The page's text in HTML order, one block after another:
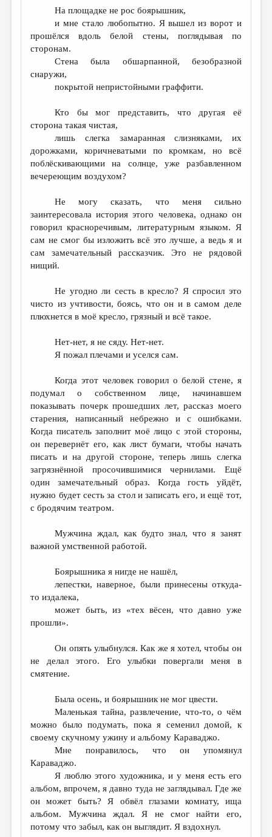
На площадке не рос боярышник,
и мне стало любопытно. Я вышел из ворот и
прошёлся вдоль белой стены, поглядывая по
сторонам.
Стена была обшарпанной, безобразной
снаружи,
покрытой непристойными граффити.
Кто бы мог представить, что другая её
сторона такая чистая,
лишь слегка замаранная слизняками, их
дорожками, коричневатыми по кромкам, но всё
поблёскивающими на солнце, уже разбавленном
вечереющим воздухом?
Не могу сказать, что меня сильно
заинтересовала история этого человека, однако он
говорил красноречивым, литературным языком. Я
сам не смог бы изложить всё это лучше, а ведь я и
сам замечательный рассказчик. Это не рядовой
нищий.
Не угодно ли сесть в кресло? Я спросил это
чисто из учтивости, боясь, что он и в самом деле
плюхнется в моё кресло, грязный и всё такое.
Нет-нет, я не сяду. Нет-нет.
Я пожал плечами и уселся сам.
Когда этот человек говорил о белой стене, я
подумал о собственном лице, начинавшем
показывать почерк прошедших лет, рассказ моего
старения, написанный небрежно и с ошибками.
Когда писатель заполнит моё лицо с этой стороны,
он перевернёт его, как лист бумаги, чтобы начать
писать и на другой стороне, теперь лишь слегка
загрязнённой просочившимися чернилами. Ещё
один замечательный образ. Когда гость уйдёт,
нужно будет сесть за стол и записать его, и ещё тот,
с бродячим театром.
Мужчина ждал, как будто знал, что я занят
важной умственной работой.
Боярышника я нигде не нашёл,
лепестки, наверное, были принесены откуда-
то издалека,
может быть, из «тех вёсен, что давно уже
прошли».
Он опять улыбнулся. Как же я хотел, чтобы он
не делал этого. Его улыбки повергали меня в
смятение.
Была осень, и боярышник не мог цвести.
Маленькая тайна, развлечение, что-то, о чём
можно было подумать, пока я семенил домой, к
своему скучному ужину и альбому Караваджо.
Мне понравилось, что он упомянул
Караваджо.
Я люблю этого художника, и у меня есть его
альбом, впрочем, я давно туда не заглядывал. Где же
он может быть? Я обвёл глазами комнату, ища
альбом. Мужчина ждал. Я не смог найти его,
потому что забыл, как он выглядит. Я вздохнул.